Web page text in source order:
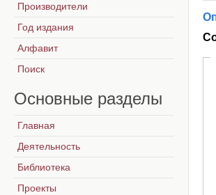
Производители
Год издания
Алфавит
Поиск
Основные разделы
Главная
Деятельность
Библиотека
Проекты